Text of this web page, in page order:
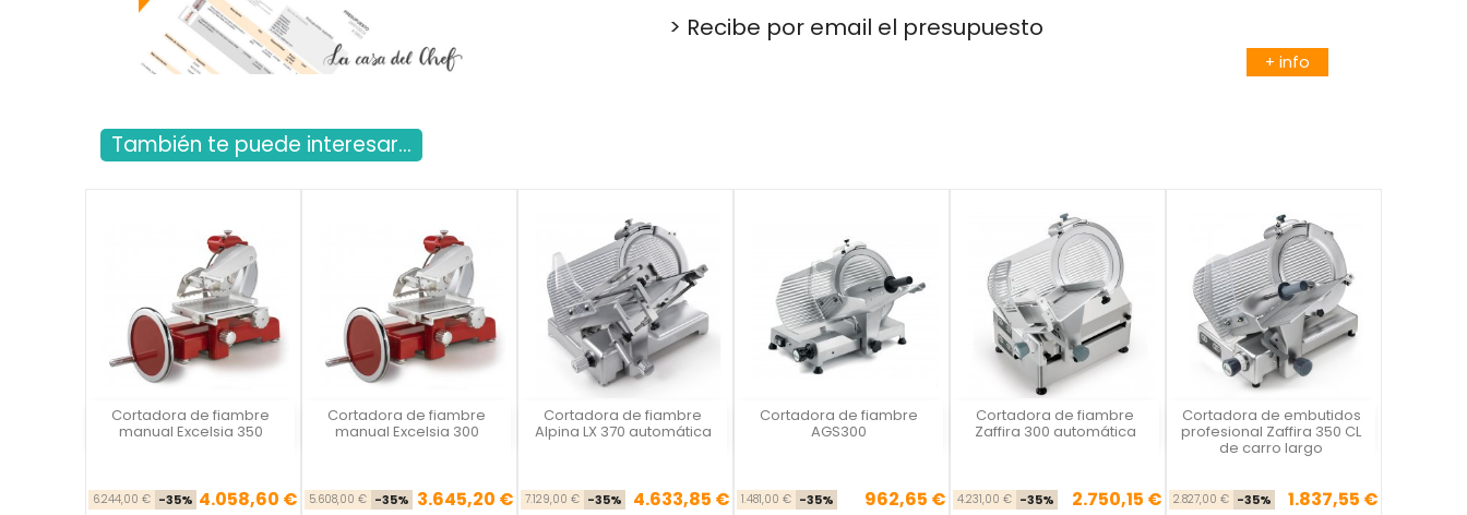
> Recibe por email el presupuesto
+ info
También te puede interesar...
Cortadora de fiambre
manual Excelsia 350
Precio base
6.244,00 € -35% Precio
4.058,60 €
Vista rápida Cortadora de fiambre
manual Excelsia 300
Precio base
5.608,00 € -35% Precio
3.645,20 €
Vista rápida Cortadora de fiambre
Alpina LX 370 automática
Precio base
7.129,00 € -35% Precio
4.633,85 €

Vista rápida Cortadora de fiambre
AGS300
Precio base
1.481,00 € -35% Precio
962,65 €
Vista rápida Cortadora de fiambre
Zaffira 300 automática
Precio base
4.231,00 € -35% Precio
2.750,15 €

Vista rápida Cortadora de embutidos
profesional Zaffira 350 CL
de carro largo
Precio base
2.827,00 € -35% Precio
1.837,55 €

Vista rápida